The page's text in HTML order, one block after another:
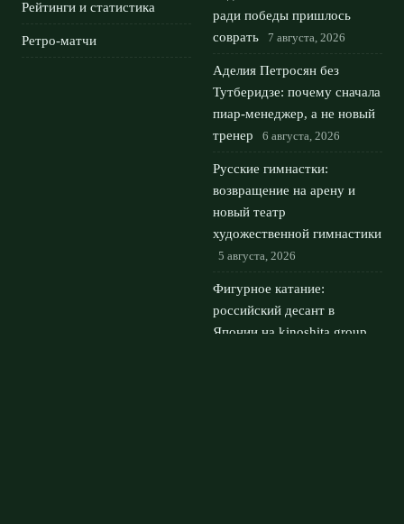
Рейтинги и статистика
Ретро-матчи
ради победы пришлось
соврать
7 августа, 2026
Аделия Петросян без
Тутберидзе: почему сначала
пиар-менеджер, а не новый
тренер
6 августа, 2026
Русские гимнастки:
возвращение на арену и
новый театр
художественной гимнастики
5 августа, 2026
Фигурное катание:
российский десант в
Японии на kinoshita group